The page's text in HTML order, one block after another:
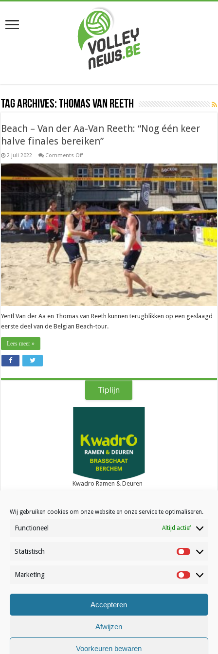
Wij gebruiken cookies om onze website en onze service te optimaliseren.
Functioneel Altijd actief
Statistisch Statistisch
Marketing
Accepteren
Afwijzen
Voorkeuren bewaren
Tag Archives:Thomas Van Reeth
Beach – Van der Aa-Van Reeth: “Nog één keer
halve finales bereiken”
2 juli 2022 Comments Offon
–
Van
der
Aa-
Van
Reeth:
“Nog
één
keer
halve
finales
bereiken”
Yentl Van der Aa en Thomas van Reeth kunnen terugblikken op een geslaagd
eerste deel van de Belgian Beach-tour.
Lees meer »
Tiplijn
Kwadro Ramen & Deuren
Contact
© Volleynews.be2026
Algemene voorwaarden|Privacy
Nederlands